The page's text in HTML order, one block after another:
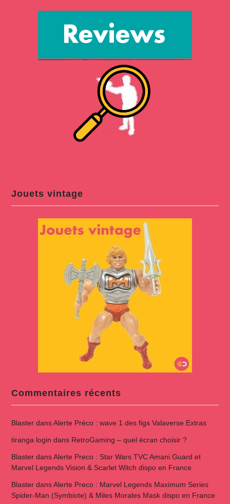
Jouets vintage
Commentaires récents
BlasterdansAlerte Préco : wave 1 des figs Valaverse Extras
tiranga login dans RetroGaming – quel écran choisir ?
BlasterdansAlerte Preco : Star Wars TVC Amani Guard et
Marvel Legends Vision & Scarlet Witch dispo en France
BlasterdansAlerte Preco : Marvel Legends Maximum Series
Spider-Man (Symbiote) & Miles Morales Mask dispo en France